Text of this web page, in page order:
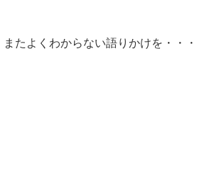
またよくわからない語りかけを・・・